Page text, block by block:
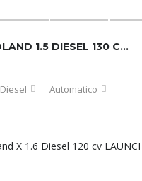
OPEL GRANDLAND 1.5 DIESEL 130 CV ULTIMATE 10/2022
Diesel Automatico